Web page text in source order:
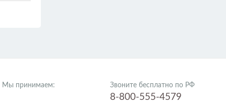
Мы принимаем: Звоните бесплатно по РФ
8-800-555-4579